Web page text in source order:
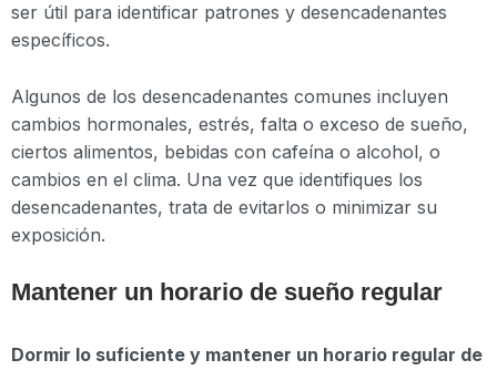
ser útil para identificar patrones y desencadenantes
específicos.
Algunos de los desencadenantes comunes incluyen
cambios hormonales, estrés, falta o exceso de sueño,
ciertos alimentos, bebidas con cafeína o alcohol, o
cambios en el clima. Una vez que identifiques los
desencadenantes, trata de evitarlos o minimizar su
exposición.
Mantener un horario de sueño regular
Dormir lo suficiente y mantener un horario regular de